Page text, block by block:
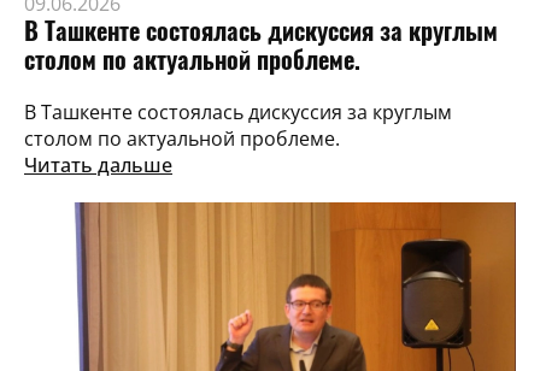
В Ташкенте состоялась дискуссия за круглым
столом по актуальной проблеме.
В Ташкенте состоялась дискуссия за круглым
столом по актуальной проблеме.
Читать дальше